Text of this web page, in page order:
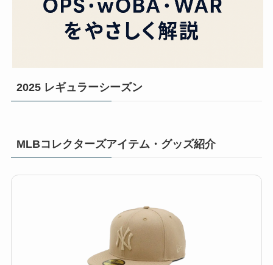
2025 レギュラーシーズン
MLBコレクターズアイテム・グッズ紹介